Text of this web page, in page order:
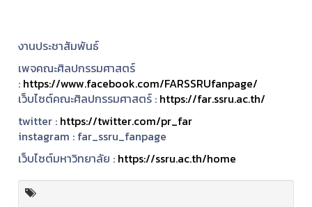
งานประชาสัมพันธ์
เพจคณะศิลปกรรมศาสตร์
: https://www.facebook.com/FARSSRUfanpage/
เว็บไซต์คณะศิลปกรรมศาสตร์ : https://far.ssru.ac.th/
twitter : https://twitter.com/pr_far
instagram : far_ssru_fanpage
เว็บไซต์มหาวิทยาลัย : https://ssru.ac.th/home